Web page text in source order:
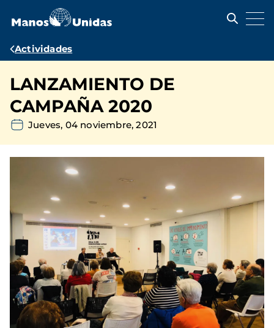
contenido
Ruta
navegación
Actividades
LANZAMIENTO DE
CAMPAÑA 2020
Jueves, 04 noviembre, 2021